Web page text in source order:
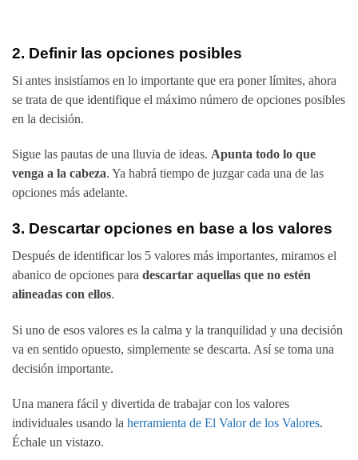
2. Definir las opciones posibles
Si antes insistíamos en lo importante que era poner límites, ahora
se trata de que identifique el máximo número de opciones posibles
en la decisión.
Sigue las pautas de una lluvia de ideas. Apunta todo lo que
venga a la cabeza. Ya habrá tiempo de juzgar cada una de las
opciones más adelante.
3. Descartar opciones en base a los valores
Después de identificar los 5 valores más importantes, miramos el
abanico de opciones para descartar aquellas que no estén
alineadas con ellos.
Si uno de esos valores es la calma y la tranquilidad y una decisión
va en sentido opuesto, simplemente se descarta. Así se toma una
decisión importante.
Una manera fácil y divertida de trabajar con los valores
individuales usando la herramienta de El Valor de los Valores.
Échale un vistazo.